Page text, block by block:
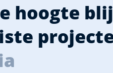
hoogte